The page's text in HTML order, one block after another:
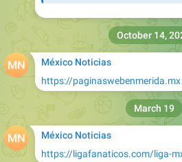
México Noticias
https://paginaswebenmerida.mx
October 14,
México Noticias
https://ligafanaticos.com/liga-
March 19